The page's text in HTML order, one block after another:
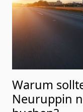
Warum
Neuruppin